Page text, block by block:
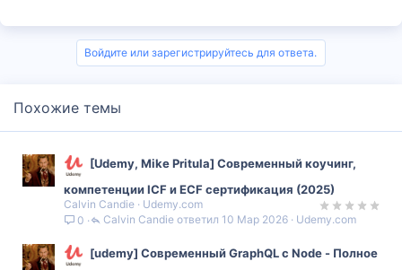
Войдите или зарегистрируйтесь для ответа.
Похожие темы
[Udemy, Mike Pritula] Современный коучинг,
компетенции ICF и ECF сертификация (2025)
Calvin Candie
Udemy.com
0
Udemy.com
10 Мар 2026
Calvin Candie
[udemy] Современный GraphQL с Node - Полное